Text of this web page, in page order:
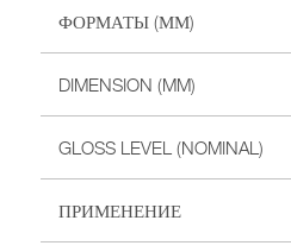
ФОРМАТЫ (ММ)
DIMENSION (MM)
GLOSS LEVEL (NOMINAL)
ПРИМЕНЕНИЕ